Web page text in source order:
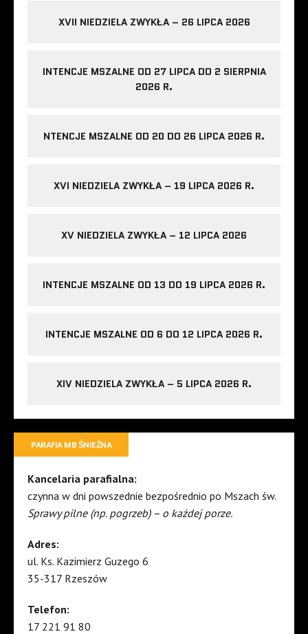
XVII NIEDZIELA ZWYKŁA – 26 LIPCA 2026
INTENCJE MSZALNE OD 27 LIPCA DO 2 SIERPNIA
2026 R.
NTENCJE MSZALNE OD 20 DO 26 LIPCA 2026 R.
XVI NIEDZIELA ZWYKŁA – 19 LIPCA 2026 R.
XV NIEDZIELA ZWYKŁA – 12 LIPCA 2026
INTENCJE MSZALNE OD 13 DO 19 LIPCA 2026 R.
INTENCJE MSZALNE OD 6 DO 12 LIPCA 2026 R.
XIV NIEDZIELA ZWYKŁA – 5 LIPCA 2026 R.
PARAFIA MB ŚNIEŻNA
Kancelaria parafialna:
czynna w dni powszednie bezpośrednio po Mszach św.
Sprawy pilne (np. pogrzeb) – o każdej porze.
Adres:
ul. Ks. Kazimierz Guzego 6
35-317 Rzeszów
Telefon:
17 221 91 80